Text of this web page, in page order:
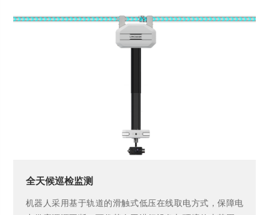
全天候巡检监测
机器人采用基于轨道的滑触式低压在线取电方式，保障电